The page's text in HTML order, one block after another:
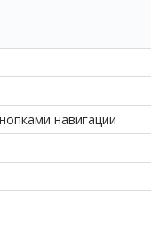
навигации
2
Оформление